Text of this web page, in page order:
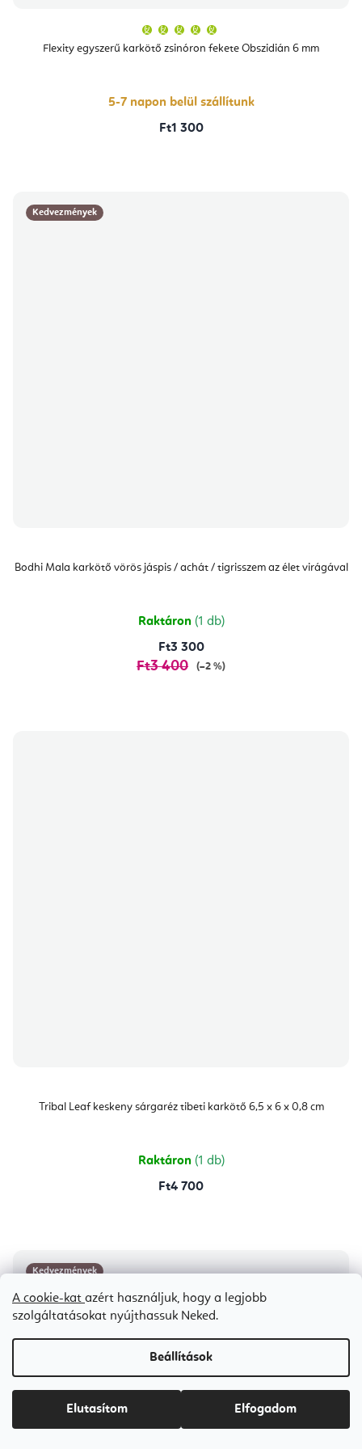
A cookie-kat azért használjuk, hogy a legjobb
szolgáltatásokat nyújthassuk Neked.
Beállítások
Elutasítom Elfogadom
Flexity egyszerű karkötő zsinóron fekete Obszidián 6 mm
átlagos
értékelése
csillag.
5-7 napon belül szállítunk
Ft1 300
Kedvezmények
Bodhi Mala karkötő vörös jáspis / achát / tigrisszem az élet virágával
Raktáron (1 db)
Ft3 300
Ft3 400 (–2 %)
Tribal Leaf keskeny sárgaréz tibeti karkötő 6,5 x 6 x 0,8 cm
Raktáron (1 db)
Ft4 700
Kedvezmények
Bestseller